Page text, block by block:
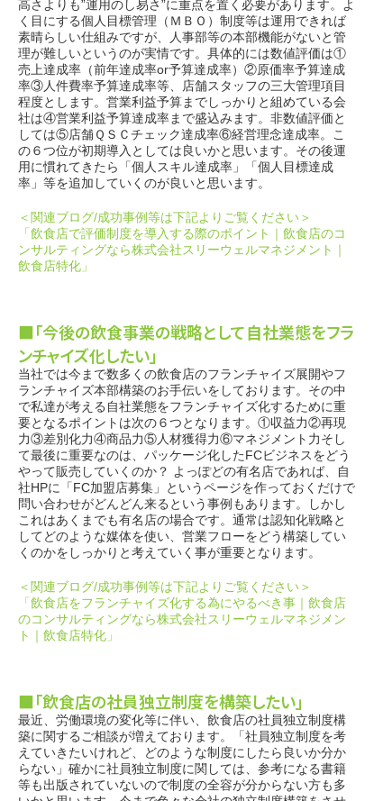
高さよりも”運用のし易さ”に重点を置く必要があります。よ
く目にする個人目標管理（ＭＢＯ）制度等は運用できれば
素晴らしい仕組みですが、人事部等の本部機能がないと管
理が難しいというのが実情です。具体的には数値評価は①
売上達成率（前年達成率or予算達成率）②原価率予算達成
率③人件費率予算達成率等、店舗スタッフの三大管理項目
程度とします。営業利益予算までしっかりと組めている会
社は④営業利益予算達成率まで盛込みます。非数値評価と
しては⑤店舗ＱＳＣチェック達成率⑥経営理念達成率。こ
の６つ位が初期導入としては良いかと思います。その後運
用に慣れてきたら「個人スキル達成率」「個人目標達成
率」等を追加していくのが良いと思います。
＜関連ブログ/成功事例等は下記よりご覧ください＞
「飲食店で評価制度を導入する際のポイント｜飲食店のコ
ンサルティングなら株式会社スリーウェルマネジメント｜
飲食店特化」
■「今後の飲食事業の戦略として自社業態をフラ
ンチャイズ化したい」
当社では今まで数多くの飲食店のフランチャイズ展開やフ
ランチャイズ本部構築のお手伝いをしております。その中
で私達が考える自社業態をフランチャイズ化するために重
要となるポイントは次の６つとなります。①収益力②再現
力③差別化力④商品力⑤人材獲得力⑥マネジメント力そし
て最後に重要なのは、パッケージ化したFCビジネスをどう
やって販売していくのか？ よっぽどの有名店であれば、自
社HPに「FC加盟店募集」というページを作っておくだけで
問い合わせがどんどん来るという事例もあります。しかし
これはあくまでも有名店の場合です。通常は認知化戦略と
してどのような媒体を使い、営業フローをどう構築してい
くのかをしっかりと考えていく事が重要となります。
＜関連ブログ/成功事例等は下記よりご覧ください＞
「飲食店をフランチャイズ化する為にやるべき事｜飲食店
のコンサルティングなら株式会社スリーウェルマネジメン
ト｜飲食店特化」
■「飲食店の社員独立制度を構築したい」
最近、労働環境の変化等に伴い、飲食店の社員独立制度構
築に関するご相談が増えております。「社員独立制度を考
えていきたいけれど、どのような制度にしたら良いか分か
らない」確かに社員独立制度に関しては、参考になる書籍
等も出版されていないので制度の全容が分からない方も多